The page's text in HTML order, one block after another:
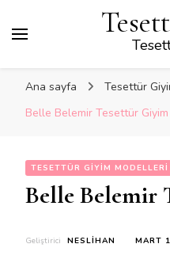
Ana sayfa
Tesettür
Belle Belemir Tesettür Giyim
TESETTÜR GIYIM MODELLERI
Belle Belemir
Geliştirici NESLIHAN MART